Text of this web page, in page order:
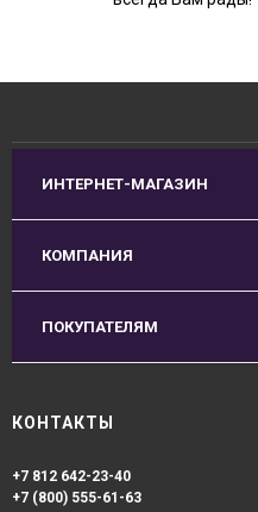
ИНТЕРНЕТ-МАГАЗИН
КОМПАНИЯ
ПОКУПАТЕЛЯМ
КОНТАКТЫ
+7 812 642-23-40
+7 (800) 555-61-63